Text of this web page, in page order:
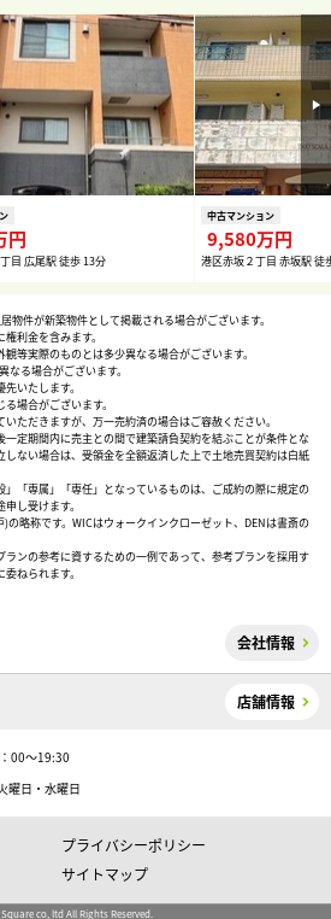
円
目 広尾駅 徒歩 13分
中古マンション
9,580万円
港区赤坂２丁目 赤坂駅 徒
物件が新築物件として掲載される場合がございます。
利金を含みます。
等実際のものとは多少異なる場合がございます。
なる場合がございます。
いたします。
場合がございます。
ただきますが、万一売約済の場合はご容赦ください。
定期間内に売主との間で建築請負契約を結ぶことが条件とな
しない場合は、受領金を全額返済した上で土地売買契約は白紙
「専属」「専任」となっているものは、ご成約の際に規定の
し受けます。
の略称です。WICはウォークインクローゼット、DENは書斎の
ンの参考に資するための一例であって、参考プランを採用す
ねられます。
会社情報
店舗情報
00～19:30
日・水曜日
プライバシーポリシー
サイトマップ
co, ltd All Rights Reserved.